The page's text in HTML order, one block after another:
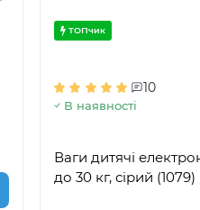
ТОПчик
10
В наявності
Ваги дитячі
до 30 кг, сірий (1079)